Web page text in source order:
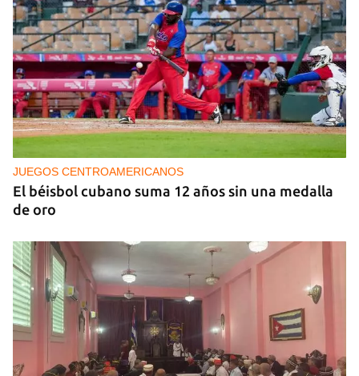
NICARAGUA
EE UU propone a la OEA convocar a los
cancilleres para "tomar medidas" contra las
decisiones de Ortega
JUEGOS CENTROAMERICANOS
El béisbol cubano suma 12 años sin una medalla
de oro